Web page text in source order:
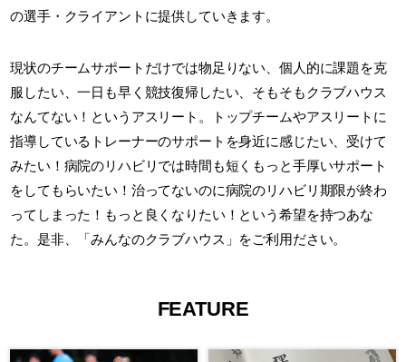
の選手・クライアントに提供していきます。
現状のチームサポートだけでは物足りない、個人的に課題を克
服したい、一日も早く競技復帰したい、そもそもクラブハウス
なんてない！というアスリート。トップチームやアスリートに
指導しているトレーナーのサポートを身近に感じたい、受けて
みたい！病院のリハビリでは時間も短くもっと手厚いサポート
をしてもらいたい！治ってないのに病院のリハビリ期限が終わ
ってしまった！もっと良くなりたい！という希望を持つあな
た。是非、「みんなのクラブハウス」をご利用ださい。
FEATURE